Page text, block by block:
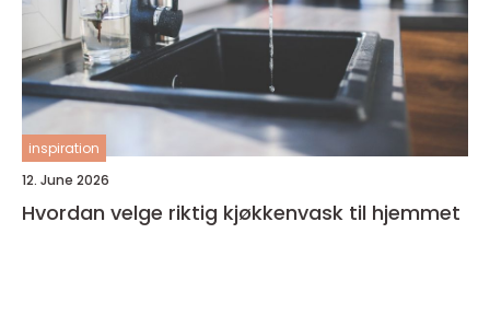
inspiration
12. June 2026
Hvordan velge riktig kjøkkenvask til hjemmet